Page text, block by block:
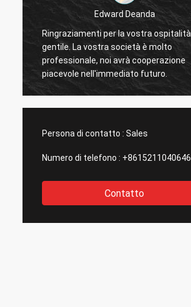
Edward Deanda
Ringraziamenti per la vostra ospitalità
gentile. La vostra società è molto
professionale, noi avrà cooperazione
piacevole nell'immediato futuro.
Persona di contatto : Sales
Numero di telefono : +8615211040646
Contatto